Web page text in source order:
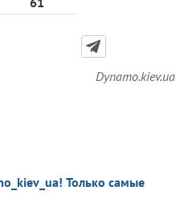
Dynamo.kiev.ua
Только самые